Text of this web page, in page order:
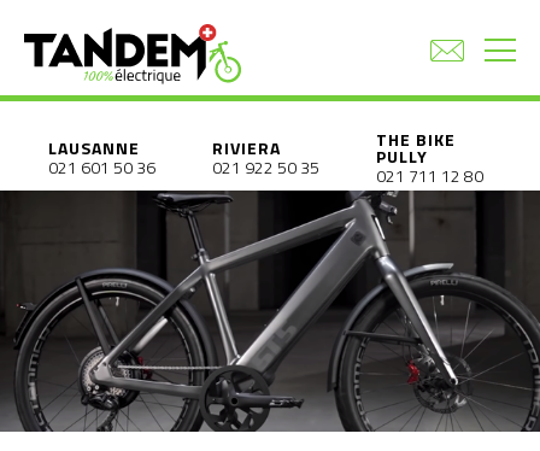
LAUSANNE
021 601 50 36
RIVIERA
021 922 50 35
THE BIKE
PULLY
021 711 12 80